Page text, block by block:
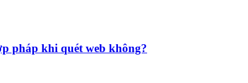
pháp khi quét web không?